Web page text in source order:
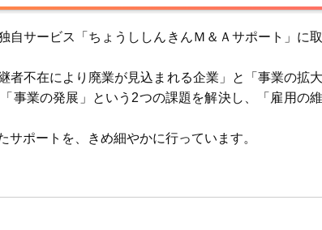
サービス「ちょうししんきんＭ＆Ａサポート」に取
不在により廃業が見込まれる企業」と「事業の拡大
事業の発展」という2つの課題を解決し、「雇用の維
ポートを、きめ細やかに行っています。